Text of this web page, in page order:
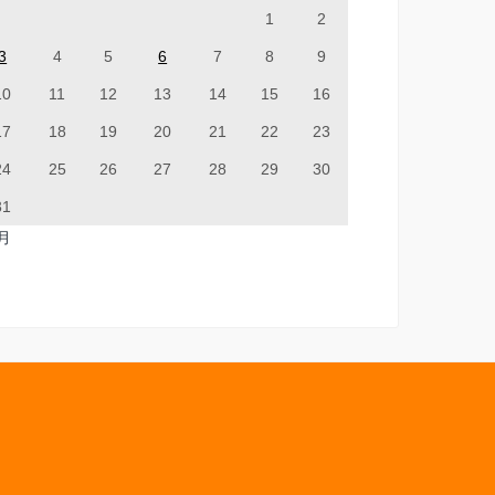
1 2
4 5 6 7 8 9
11 12 13 14 15 16
18 19 20 21 22 23
25 26 27 28 29 30